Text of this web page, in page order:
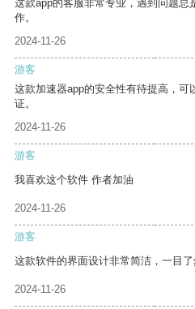
这款app的客服非常专业，遇到问题
作。
2024-11-26
游客
这款加速器app的安全性有待提高，
证。
2024-11-26
游客
我喜欢这个软件 作者加油
2024-11-26
游客
这款软件的界面设计非常简洁，一目了
2024-11-26